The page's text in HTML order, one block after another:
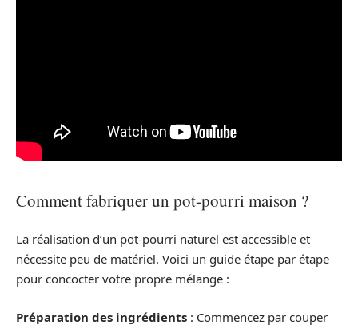
Comment fabriquer un pot-pourri maison ?
La réalisation d’un pot-pourri naturel est accessible et
nécessite peu de matériel. Voici un guide étape par étape
pour concocter votre propre mélange :
Préparation des ingrédients : Commencez par couper